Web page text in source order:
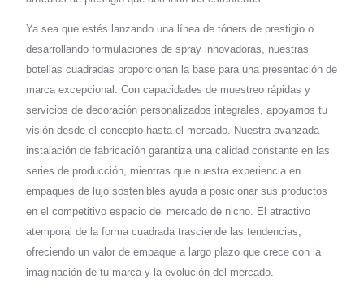
Ya sea que estés lanzando una línea de tóners de prestigio o
desarrollando formulaciones de spray innovadoras, nuestras
botellas cuadradas proporcionan la base para una presentación de
marca excepcional. Con capacidades de muestreo rápidas y
servicios de decoración personalizados integrales, apoyamos tu
visión desde el concepto hasta el mercado. Nuestra avanzada
instalación de fabricación garantiza una calidad constante en las
series de producción, mientras que nuestra experiencia en
empaques de lujo sostenibles ayuda a posicionar sus productos
en el competitivo espacio del mercado de nicho. El atractivo
atemporal de la forma cuadrada trasciende las tendencias,
ofreciendo un valor de empaque a largo plazo que crece con la
imaginación de tu marca y la evolución del mercado.